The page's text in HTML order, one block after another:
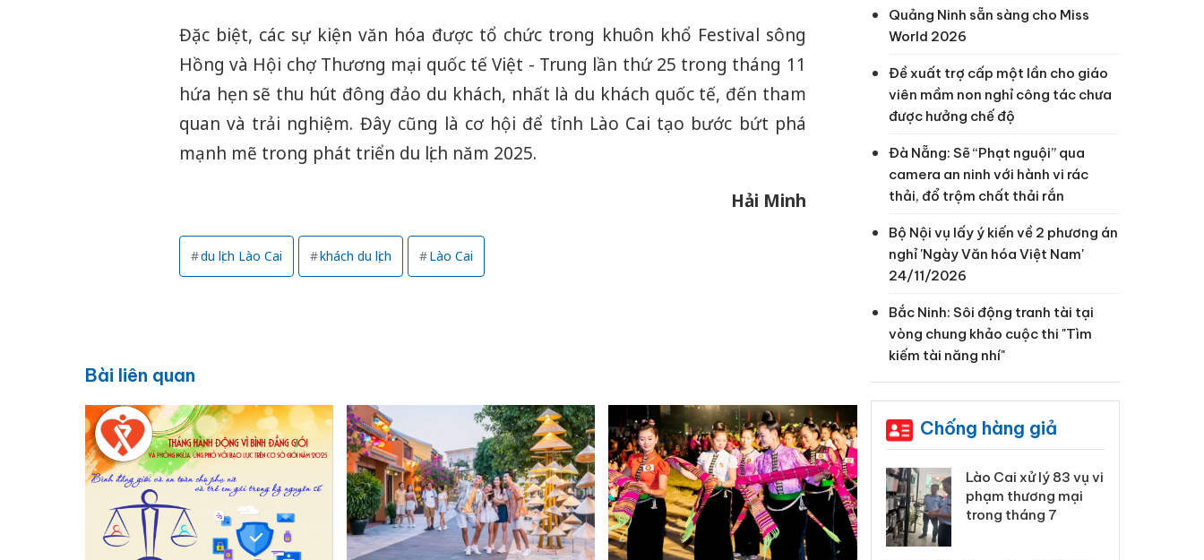
Đặc biệt, các sự kiện văn hóa được tổ chức trong khuôn khổ Festival sông
Hồng và Hội chợ Thương mại quốc tế Việt - Trung lần thứ 25 trong tháng 11
hứa hẹn sẽ thu hút đông đảo du khách, nhất là du khách quốc tế, đến tham
quan và trải nghiệm. Đây cũng là cơ hội để tỉnh Lào Cai tạo bước bứt phá
mạnh mẽ trong phát triển du lịch năm 2025.
Hải Minh
du lịch Lào Cai khách du lịch Lào Cai
Bài liên quan
Quảng Ninh sẵn sàng cho Miss
World 2026
Đề xuất trợ cấp một lần cho giáo
viên mầm non nghỉ công tác chưa
được hưởng chế độ
Đà Nẵng: Sẽ “Phạt nguội” qua
camera an ninh với hành vi rác
thải, đổ trộm chất thải rắn
Bộ Nội vụ lấy ý kiến về 2 phương án
nghỉ 'Ngày Văn hóa Việt Nam'
24/11/2026
Bắc Ninh: Sôi động tranh tài tại
vòng chung khảo cuộc thi "Tìm
kiếm tài năng nhí"
Chống hàng giả
Công an Thanh Hóa
tìm bị hại trong vụ
án sản xuất, buôn
bán yến sào giả
Lào Cai xử lý 83 vụ vi
phạm thương mại
trong tháng 7